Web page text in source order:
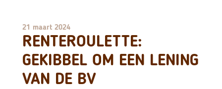
21 maart 2024
RENTEROULETTE:
GEKIBBEL OM EEN LENING
VAN DE BV